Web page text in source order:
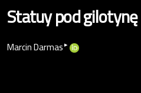
Statuy pod gilotynę
Marcin Darmas▸